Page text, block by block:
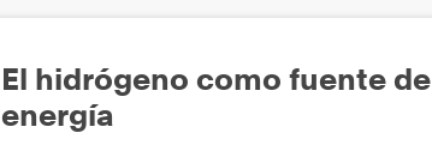
El hidrógeno como fuente de
energía